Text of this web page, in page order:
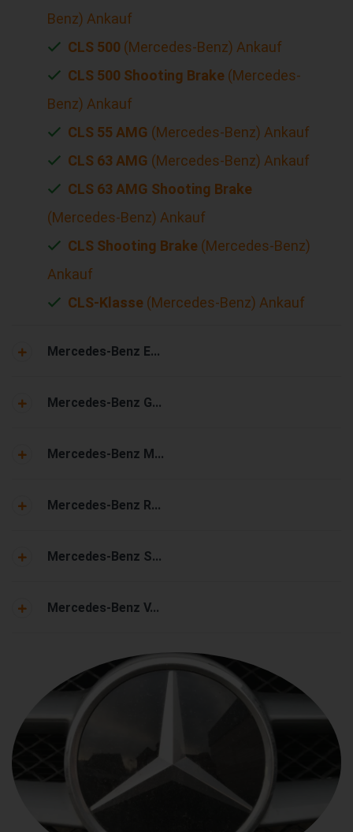
Benz) Ankauf
CLS 500 (Mercedes-Benz) Ankauf
CLS 500 Shooting Brake (Mercedes-
Benz) Ankauf
CLS 55 AMG (Mercedes-Benz) Ankauf
CLS 63 AMG (Mercedes-Benz) Ankauf
CLS 63 AMG Shooting Brake
(Mercedes-Benz) Ankauf
CLS Shooting Brake (Mercedes-Benz)
Ankauf
CLS-Klasse (Mercedes-Benz) Ankauf
Mercedes-Benz E...
Mercedes-Benz G...
Mercedes-Benz M...
Mercedes-Benz R...
Mercedes-Benz S...
Mercedes-Benz V...